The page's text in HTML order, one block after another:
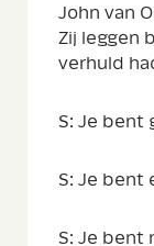
John van
Zij leggen
verhuld
S: Je bent
S: Je bent
S: Je bent